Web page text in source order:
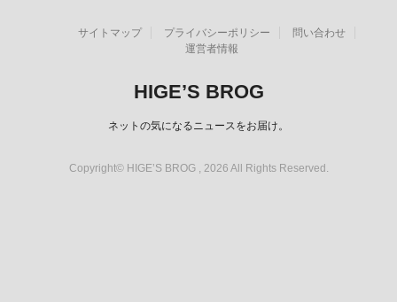
サイトマップ プライバシーポリシー
問い合わせ
運営者情報
HIGE’S BROG
ネットの気になるニュースをお届け。
Copyright© HIGE’S BROG , 2026 All Rights Reserved.